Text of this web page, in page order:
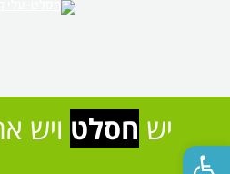
פתח סרגל נגישות
יש חסלט ויש